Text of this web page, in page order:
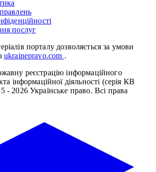
послуг
порталу дозволяється за умови
ukrainepravo.com .
реєстрацію інформаційного
інформаційної діяльності (серія КВ
- 2026 Українське право. Всі права